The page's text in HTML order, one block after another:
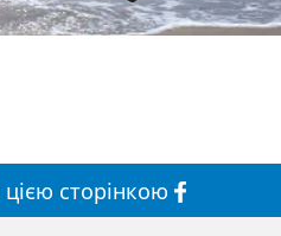
цією сторінкою